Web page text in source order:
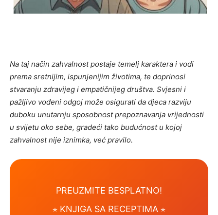
Na taj način zahvalnost postaje temelj karaktera i vodi
prema sretnijim, ispunjenijim životima, te doprinosi
stvaranju zdravijeg i empatičnijeg društva. Svjesni i
pažljivo vođeni odgoj može osigurati da djeca razviju
duboku unutarnju sposobnost prepoznavanja vrijednosti
u svijetu oko sebe, gradeći tako budućnost u kojoj
zahvalnost nije iznimka, već pravilo.
PREUZMITE BESPLATNO!
⋆ KNJIGA SA RECEPTIMA ⋆